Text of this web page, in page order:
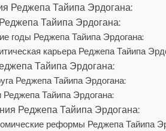
Реджепа Тайипа Эрдогана:
Тайипа Эрдогана:
годы Реджепа Тайипа Эрдогана:
карьера Реджепа Тайипа
Тайипа Эрдогана:
Реджепа Тайипа Эрдогана:
Реджепа Тайипа Эрдогана:
Реджепа Тайипа Эрдогана:
реформы Реджепа Тайипа